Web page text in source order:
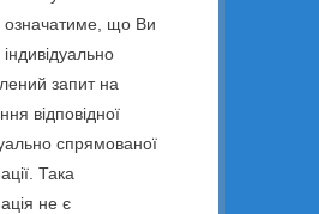
КОМБІ*
СОФТГЕЛЬ*
м. Київ, пр-т. Броварський, буд.
517 75 00.www.zentiva.com
означатиме, що Ви
запит на
відповідної
спрямованої
Така
не є